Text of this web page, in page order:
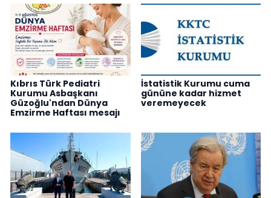
Kıbrıs Türk Pediatri
Kurumu Asbaşkanı
Güzoğlu'ndan Dünya
Emzirme Haftası mesajı
İstatistik Kurumu cuma
gününe kadar hizmet
veremeyecek